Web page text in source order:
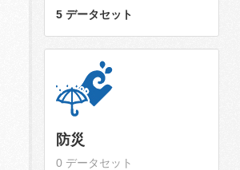
5 データセット
防災
0 データセット